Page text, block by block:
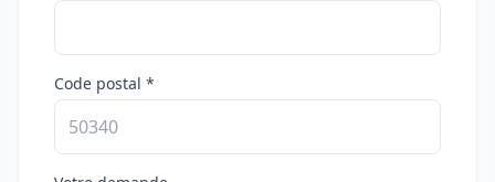
Code postal *